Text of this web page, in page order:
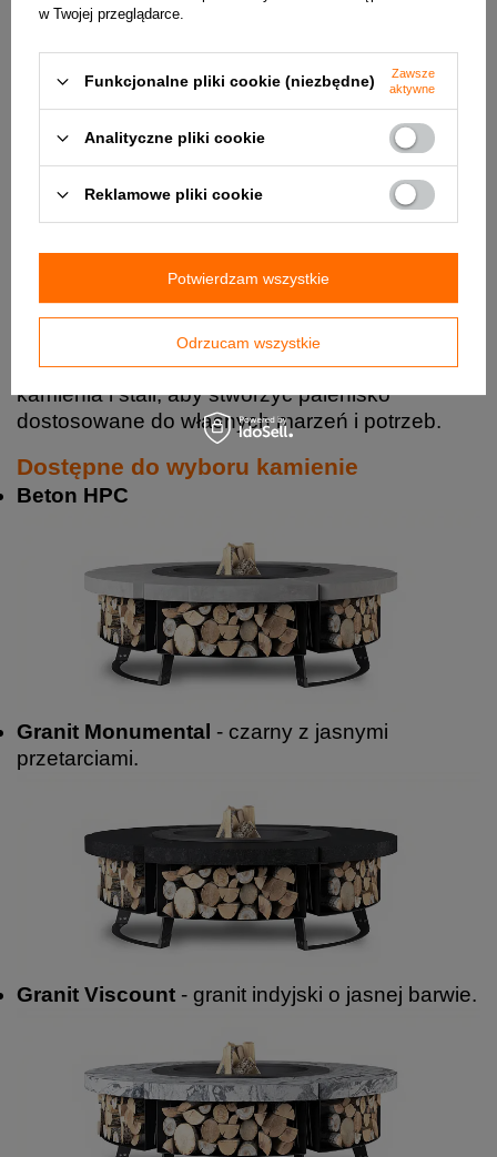
Gwarancja
Rysunek paleniska ogrodowego Hetta Round
230 cm:
Można wybierać spośród kilku wariantów
kamienia i stali, aby stworzyć palenisko
dostosowane do własnych marzeń i potrzeb.
Dostępne do wyboru kamienie
Beton HPC
Granit Monumental - czarny z jasnymi
przetarciami.
Granit Viscount - granit indyjski o jasnej barwie.
w Twojej przeglądarce.
Funkcjonalne pliki cookie (niezbędne)
Zawsze
aktywne
Analityczne pliki cookie
Reklamowe pliki cookie
Odrzucam wszystkie
Potwierdzam wszystkie